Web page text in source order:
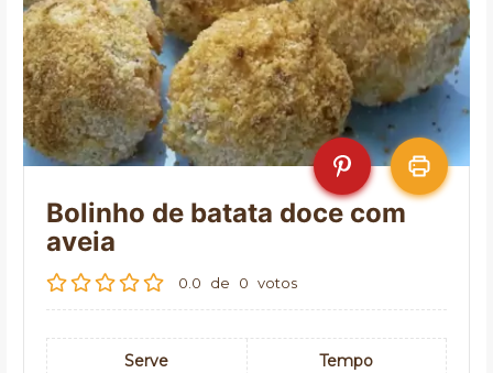
Bolinho de batata doce com
aveia
0.0 de 0 votos
Serve
Tempo